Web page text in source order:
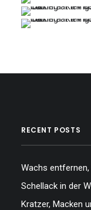
RECENT POSTS
Wachs
Schellack in der
Kratzer, Macken